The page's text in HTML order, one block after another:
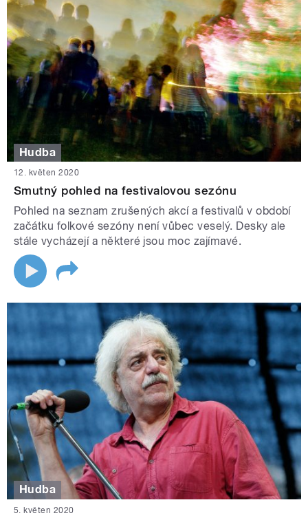
Hudba
12. květen 2020
Smutný pohled na festivalovou sezónu
Pohled na seznam zrušených akcí a festivalů v období
začátku folkové sezóny není vůbec veselý. Desky ale
stále vycházejí a některé jsou moc zajímavé.
Hudba
5. květen 2020